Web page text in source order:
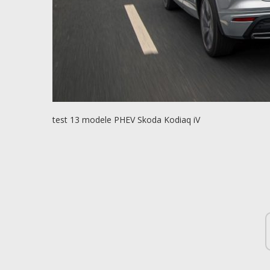
test 13 modele PHEV Skoda Kodiaq iV